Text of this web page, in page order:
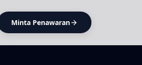
Minta Penawaran